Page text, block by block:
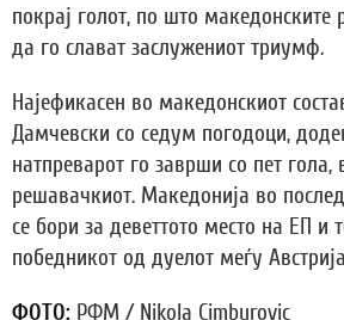
покрај голот, по што македонските
да го слават заслужениот триумф.
Најефикасен во македонскиот
Дамчевски со седум погодоци,
натпреварот го заврши со пет гола,
решавачкиот. Македонија во
се бори за деветтото место на ЕП и
победникот од дуелот меѓу
ФОТО: РФМ / Nikola Cimburovic